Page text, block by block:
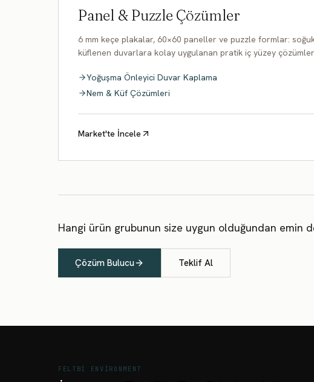
Panel & Puzzle Çözümler
6 mm keçe plakalar, 60×60 paneller ve puzzle formlar:
küflenen duvarlara kolay uygulanan pratik iç yüzey
Yoğuşma Önleyici Duvar Kaplama
Nem & Küf Çözümleri
Market'te İncele
Hangi ürün grubunun size uygun olduğundan emin
Çözüm Bulucu Teklif Al
FELTBI ENVIRONMENT